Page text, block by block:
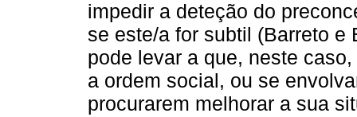
impedir a deteção do
se este/a for subtil (Barreto e
pode levar a que, neste
a ordem social, ou se
procurarem melhorar a sua